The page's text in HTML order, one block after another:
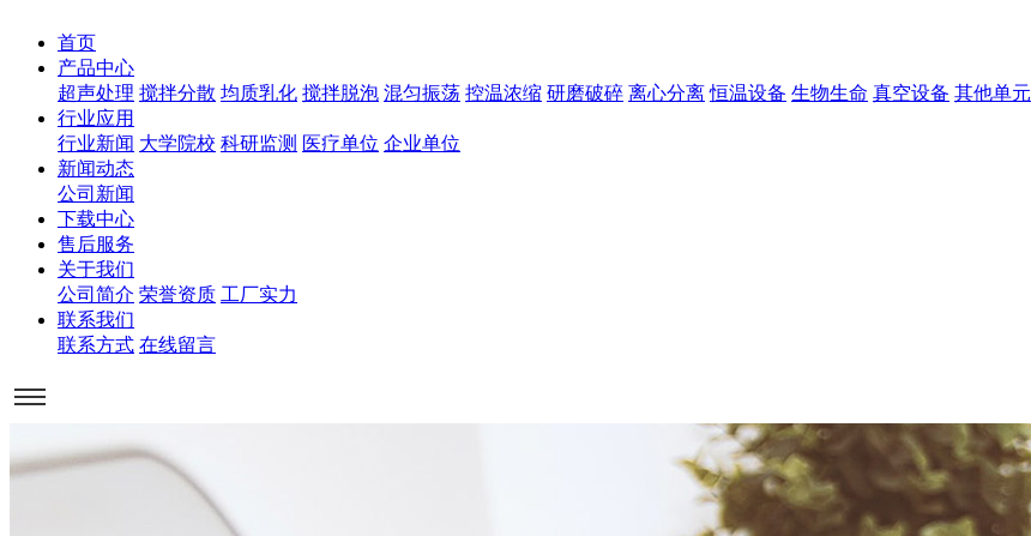
首页
产品中心
超声处理 搅拌分散 均质乳化 搅拌脱泡 混匀振荡 控温浓缩 研磨破碎 离心分离 恒温设备 生物生命 真空设备 其他单元
行业应用
行业新闻 大学院校 科研监测 医疗单位 企业单位
新闻动态
公司新闻
下载中心
售后服务
关于我们
公司简介 荣誉资质 工厂实力
联系我们
联系方式 在线留言